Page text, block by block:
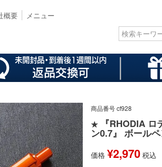
概要 メニュー
商品番号cf928
★ 『RHODIA
ン0.7』 ボール
価格 ¥2,970 税込